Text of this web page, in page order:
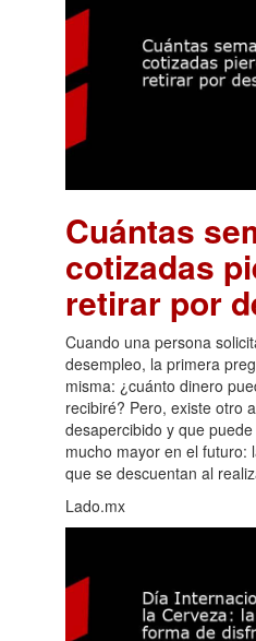
Cuántas
cotizadas
retirar por
Cuando una persona
desempleo, la primera
misma: ¿cuánto dinero
recibiré? Pero, existe otro
desapercibido y que
mucho mayor en el futuro:
que se descuentan al
Lado.mx